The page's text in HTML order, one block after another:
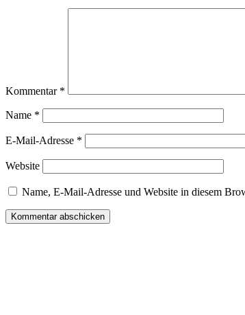
Kommentar *
Name *
E-Mail-Adresse *
Website
Name, E-Mail-Adresse und Website in diesem